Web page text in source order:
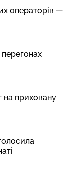
операторів —
на приховану